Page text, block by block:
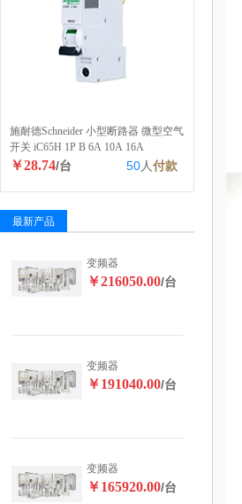
施耐德Schneider 小型断路器 微型空气
开关 iC65H 1P B 6A 10A 16A
￥28.74/台 50人付款
最新产品
变频器
￥216050.00/台
变频器
￥191040.00/台
变频器
￥165920.00/台